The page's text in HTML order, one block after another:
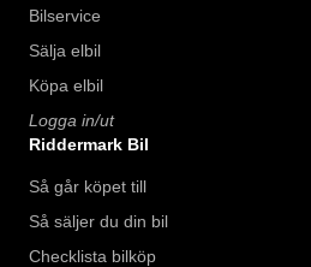
Bilservice
Sälja elbil
Köpa elbil
Logga in/ut
Riddermark Bil
Så går köpet till
Så säljer du din bil
Checklista bilköp